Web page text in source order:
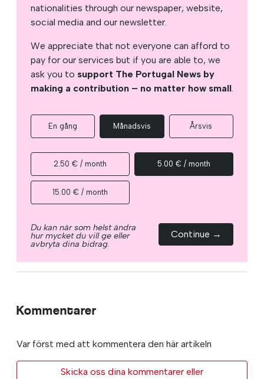
nationalities through our newspaper, website,
social media and our newsletter.
We appreciate that not everyone can afford to
pay for our services but if you are able to, we
ask you to support The Portugal News by
making a contribution – no matter how small.
En gång Månadsvis Årsvis
2.50 € / month 5.00 € / month
15.00 € / month
Du kan när som helst ändra
hur mycket du vill ge eller
avbryta dina bidrag.
Continue →
Kommentarer
Var först med att kommentera den här artikeln
Skicka oss dina kommentarer eller